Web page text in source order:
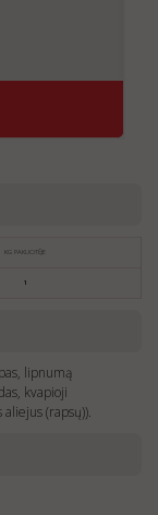
KG PAKUOTĖJE
1
lipnumą
kvapioji
(rapsų)).